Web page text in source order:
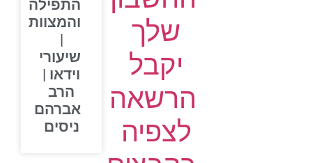
שלך
יקבל
הרשאה
לצפיה
התפילה
והמצוות
שיעורי
וידאו |
הרב
אברהם
ניסים